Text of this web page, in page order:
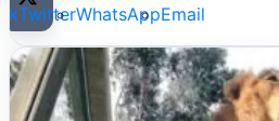
TwitterWhatsAppEmail